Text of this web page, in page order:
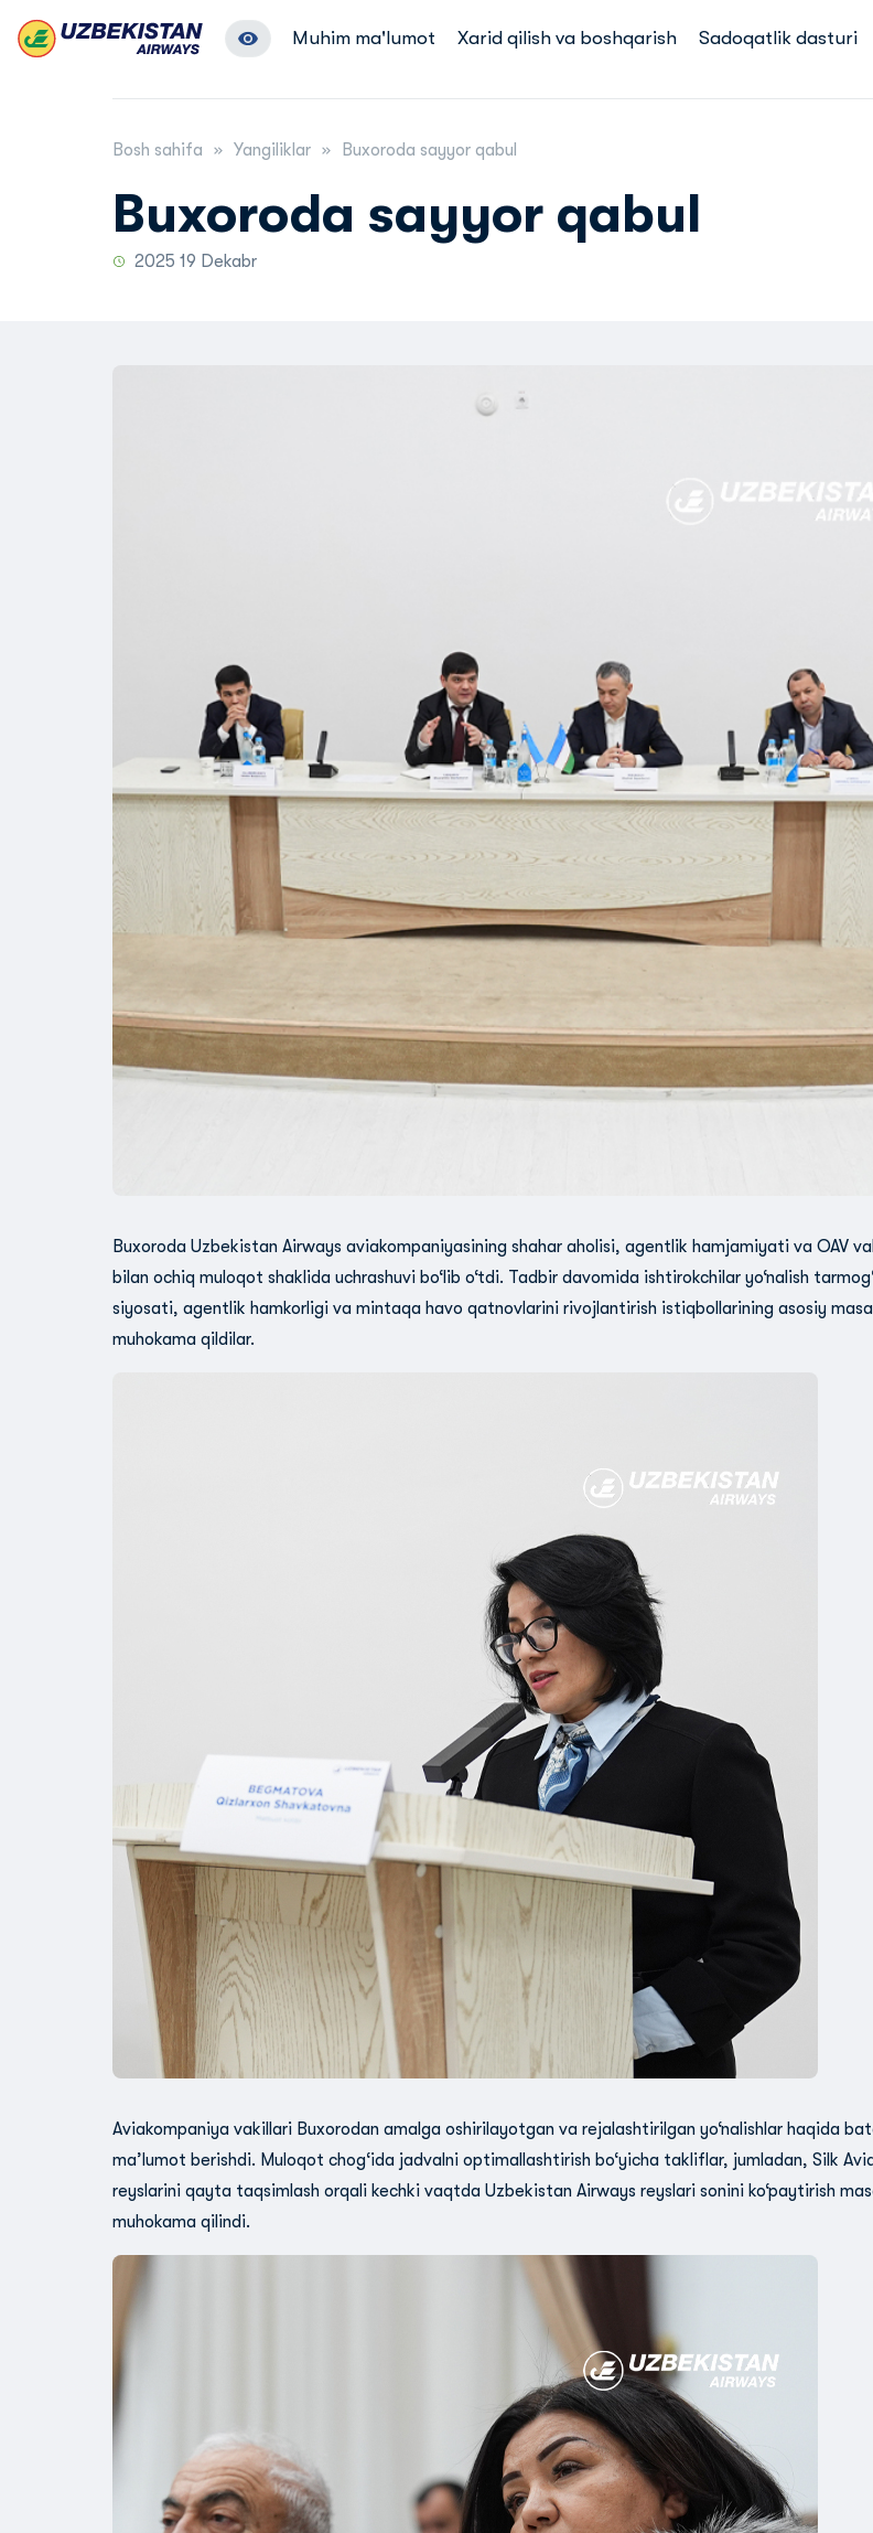
Muhim ma'lumot Xarid qilish va boshqarish Sadoqatlik dasturi
Bosh sahifa Yangiliklar Buxoroda sayyor qabul
Buxoroda sayyor qabul
2025 19 Dekabr
Buxoroda Uzbekistan Airways aviakompaniyasining shahar aholisi, agentlik hamjamiyati va OAV
bilan ochiq muloqot shaklida uchrashuvi bo‘lib o‘tdi. Tadbir davomida ishtirokchilar yo‘nalish
siyosati, agentlik hamkorligi va mintaqa havo qatnovlarini rivojlantirish istiqbollarining asosiy
muhokama qildilar.
Aviakompaniya vakillari Buxorodan amalga oshirilayotgan va rejalashtirilgan yo‘nalishlar haqida
ma’lumot berishdi. Muloqot chog‘ida jadvalni optimallashtirish bo‘yicha takliflar, jumladan, Silk
reyslarini qayta taqsimlash orqali kechki vaqtda Uzbekistan Airways reyslari sonini ko‘paytirish
muhokama qilindi.